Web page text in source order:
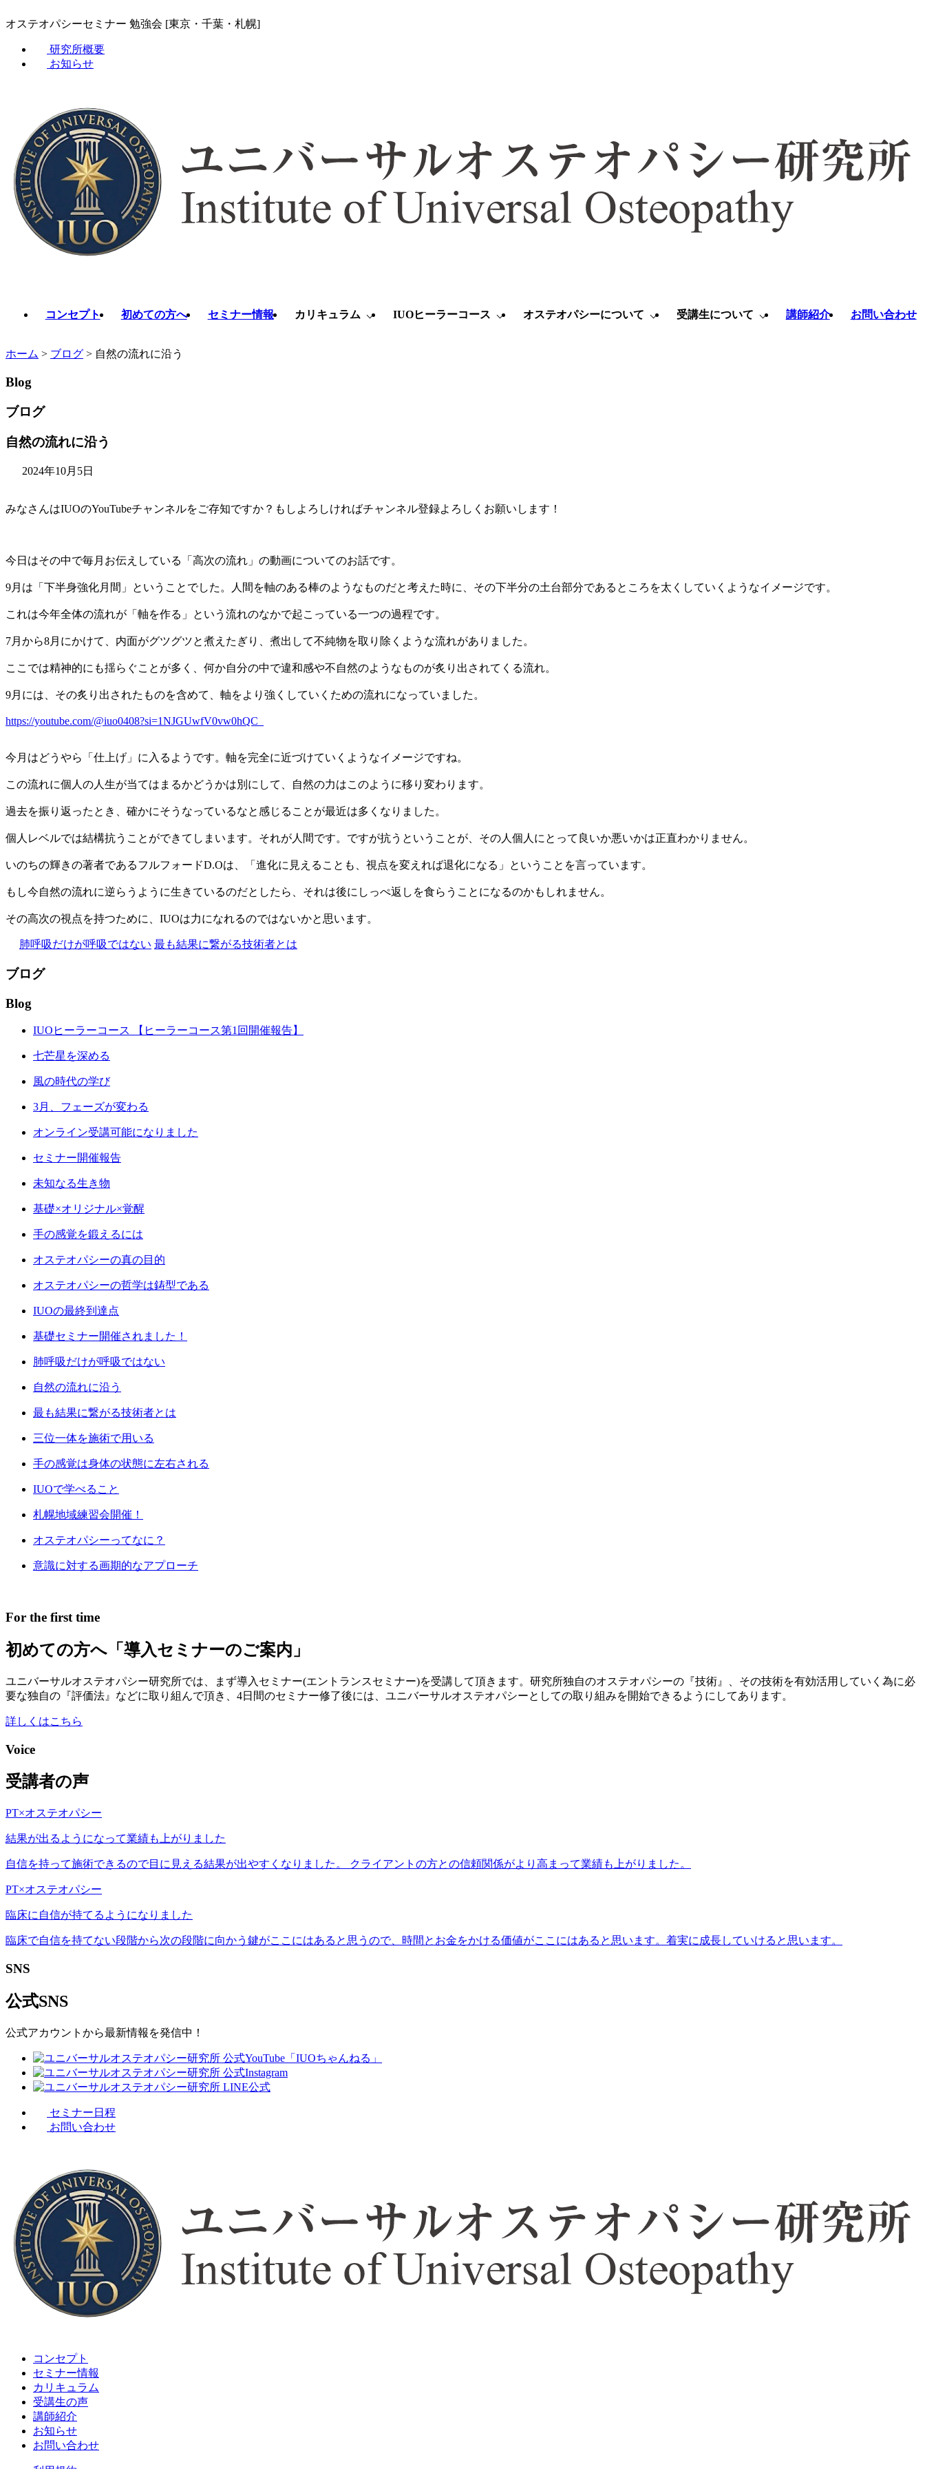
オステオパシーセミナー 勉強会 [東京・千葉・札幌]
研究所概要
お知らせ
コンセプト 初めての方へ セミナー情報 カリキュラム IUOヒーラーコース オステオパシーについて 受講生について 講師紹介 お問い合わせ
ホーム > ブログ > 自然の流れに沿う
Blog
ブログ
自然の流れに沿う
2024年10月5日
みなさんはIUOのYouTubeチャンネルをご存知ですか？もしよろしければチャンネル登録よろしくお願いします！
今日はその中で毎月お伝えしている「高次の流れ」の動画についてのお話です。
9月は「下半身強化月間」ということでした。人間を軸のある棒のようなものだと考えた時に、その下半分の土台部分であるところを太くしていくようなイメージです。
これは今年全体の流れが「軸を作る」という流れのなかで起こっている一つの過程です。
7月から8月にかけて、内面がグツグツと煮えたぎり、煮出して不純物を取り除くような流れがありました。
ここでは精神的にも揺らぐことが多く、何か自分の中で違和感や不自然のようなものが炙り出されてくる流れ。
9月には、その炙り出されたものを含めて、軸をより強くしていくための流れになっていました。
https://youtube.com/@iuo0408?si=1NJGUwfV0vw0hQC_
今月はどうやら「仕上げ」に入るようです。軸を完全に近づけていくようなイメージですね。
この流れに個人の人生が当てはまるかどうかは別にして、自然の力はこのように移り変わります。
過去を振り返ったとき、確かにそうなっているなと感じることが最近は多くなりました。
個人レベルでは結構抗うことができてしまいます。それが人間です。ですが抗うということが、その人個人にとって良いか悪いかは正直わかりません。
いのちの輝きの著者であるフルフォードD.Oは、「進化に見えることも、視点を変えれば退化になる」ということを言っています。
もし今自然の流れに逆らうように生きているのだとしたら、それは後にしっぺ返しを食らうことになるのかもしれません。
その高次の視点を持つために、IUOは力になれるのではないかと思います。
肺呼吸だけが呼吸ではない 最も結果に繋がる技術者とは
ブログ
Blog
IUOヒーラーコース 【ヒーラーコース第1回開催報告】
七芒星を深める
風の時代の学び
3月、フェーズが変わる
オンライン受講可能になりました
セミナー開催報告
未知なる生き物
基礎×オリジナル×覚醒
手の感覚を鍛えるには
オステオパシーの真の目的
オステオパシーの哲学は鋳型である
IUOの最終到達点
基礎セミナー開催されました！
肺呼吸だけが呼吸ではない
自然の流れに沿う
最も結果に繋がる技術者とは
三位一体を施術で用いる
手の感覚は身体の状態に左右される
IUOで学べること
札幌地域練習会開催！
オステオパシーってなに？
意識に対する画期的なアプローチ
For the first time
初めての方へ 「導入セミナーのご案内」
ユニバーサルオステオパシー研究所では、まず導入セミナー(エントランスセミナー)を受講して頂きます。 研究所独自のオステオパシーの『技術』、その技術を有効活用していく為に必
要な独自の『評価法』などに取り組んで頂き、4日間のセミナー修了後には、ユニバーサルオステオパシーとしての取り組みを開始できるようにしてあります。
詳しくはこちら
Voice
受講者の声
PT×オステオパシー
結果が出るようになって業績も上がりました
自信を持って施術できるので目に見える結果が出やすくなりました。 クライアントの方との信頼関係がより高まって業績も上がりました。
PT×オステオパシー
臨床に自信が持てるようになりました
臨床で自信を持てない段階から次の段階に向かう鍵がここにはあると思うので、時間とお金をかける価値がここにはあると思います。着実に成長していけると思います。
SNS
公式SNS
公式アカウントから最新情報を発信中！
セミナー日程
お問い合わせ
コンセプト
セミナー情報
カリキュラム
受講生の声
講師紹介
お知らせ
お問い合わせ